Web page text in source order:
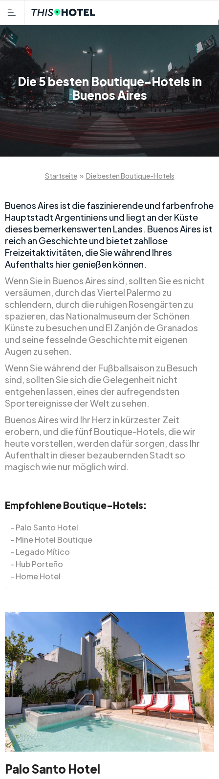
Die 5 besten Boutique-Hotels in
Buenos Aires
Startseite » Die besten Boutique-Hotels
Buenos Aires ist die faszinierende und farbenfrohe
Hauptstadt Argentiniens und liegt an der Küste
dieses bemerkenswerten Landes. Buenos Aires ist
reich an Geschichte und bietet zahllose
Freizeitaktivitäten, die Sie während Ihres
Aufenthalts hier genießen können.
Wenn Sie in Buenos Aires sind, sollten Sie es nicht
versäumen, durch das Viertel Palermo zu
schlendern, durch die ruhigen Rosengärten zu
spazieren, das Nationalmuseum der Schönen
Künste zu besuchen und El Zanjón de Granados
und seine fesselnde Geschichte mit eigenen
Augen zu sehen.
Wenn Sie während der Fußballsaison zu Besuch
sind, sollten Sie sich die Gelegenheit nicht
entgehen lassen, eines der aufregendsten
Sportereignisse der Welt zu sehen.
Buenos Aires wird Ihr Herz in kürzester Zeit
erobern, und die fünf Boutique-Hotels, die wir
heute vorstellen, werden dafür sorgen, dass Ihr
Aufenthalt in dieser bezaubernden Stadt so
magisch wie nur möglich wird.
Empfohlene Boutique-Hotels:
Palo Santo Hotel
Mine Hotel Boutique
Legado Mítico
Hub Porteño
Home Hotel
Palo Santo Hotel